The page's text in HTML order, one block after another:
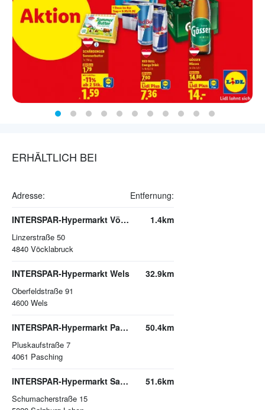
ERHÄLTLICH BEI
Adresse: Entfernung:
INTERSPAR-Hypermarkt Vöcklabruck, VARENA
Linzerstraße 50
4840 Vöcklabruck
1.4km
INTERSPAR-Hypermarkt Wels
Oberfeldstraße 91
4600 Wels
32.9km
INTERSPAR-Hypermarkt Pasching, PLUS CITY
Pluskaufstraße 7
4061 Pasching
50.4km
INTERSPAR-Hypermarkt Salzburg Lehen
Schumacherstraße 15
51.6km